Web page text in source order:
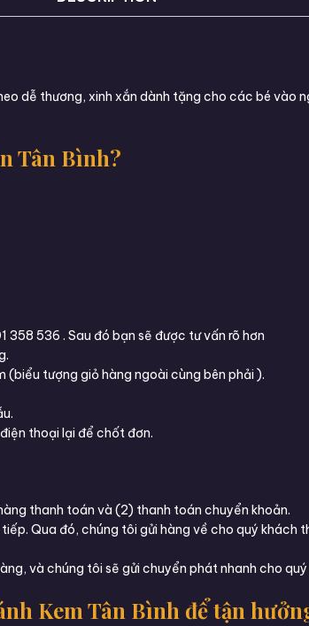
dễ thương, xinh xắn dành tặng cho các bé vào
Tân Bình?
536 . Sau đó bạn sẽ được tư vấn rõ hơn
(biểu tượng giỏ hàng ngoài cùng bên phải ).
thoại lại để chốt đơn.
thanh toán và (2) thanh toán chuyển khoản.
Qua đó, chúng tôi gửi hàng về cho quý khách
và chúng tôi sẽ gửi chuyển phát nhanh cho quý
Kem Tân Bình để tận